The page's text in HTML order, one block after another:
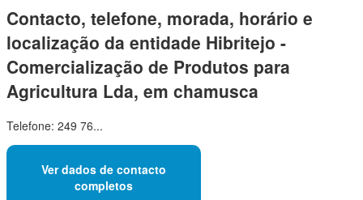
Contacto, telefone, morada, horário e
localização da entidade Hibritejo -
Comercialização de Produtos para
Agricultura Lda, em chamusca
Telefone: 249 76...
Ver dados de contacto
completos